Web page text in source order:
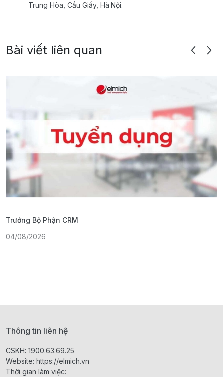
Trung Hòa, Cầu Giấy, Hà Nội.
Bài viết liên quan
Trưởng Bộ Phận CRM
04/08/2026
Thông tin liên hệ
CSKH: 1900.63.69.25
Website: https://elmich.vn
Thời gian làm việc: